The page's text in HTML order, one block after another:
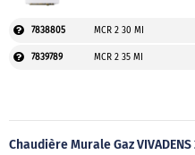
7838805 MCR 2 30 MI
7839789 MCR 2 35 MI